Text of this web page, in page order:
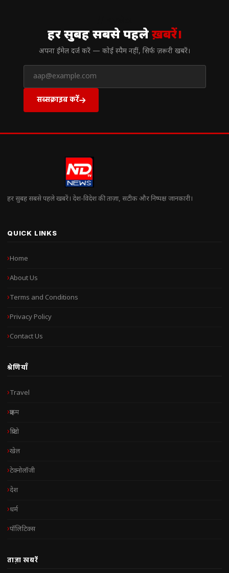
हर सुबह सबसे पहलेख़बरें।
अपना ईमेल दर्ज करें — कोई स्पैम नहीं, सिर्फ ज़रूरी खबरें।
सब्सक्राइब करें
हर सुबह सबसे पहले खबरें। देश-विदेश की ताज़ा, सटीक और निष्पक्ष जानकारी।
QUICK LINKS
Home
About Us
Terms and Conditions
Privacy Policy
Contact Us
श्रेणियाँ
Travel
क्राइम
क्रिप्टो
खेल
टेक्नोलॉजी
देश
धर्म
पॉलिटिक्स
ताज़ा खबरें